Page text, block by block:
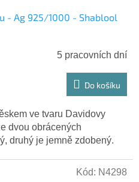
- Ag 925/1000 - Shablool
5 pracovních dní
Do košíku
ve tvaru Davidovy
dvou obrácených
druhý je jemně zdobený.
Kód: N4298